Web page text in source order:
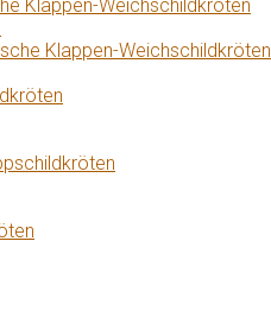
Klappen-Weichschildkröten
Klappen-Weichschildkröten